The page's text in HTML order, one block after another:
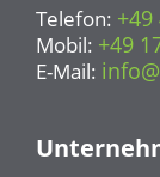
Telefon: +49
Mobil: +49
E-Mail: